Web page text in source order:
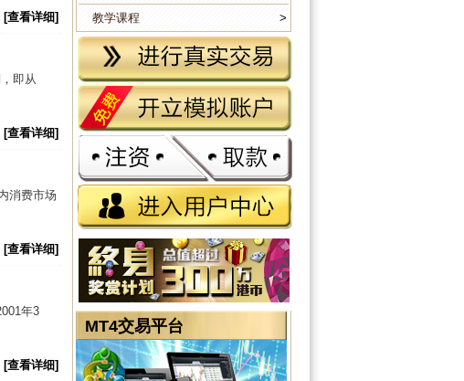
[查看详细]
即从
[查看详细]
消费市场
[查看详细]
年3
[查看详细]
>
教学课程
MT4交易平台